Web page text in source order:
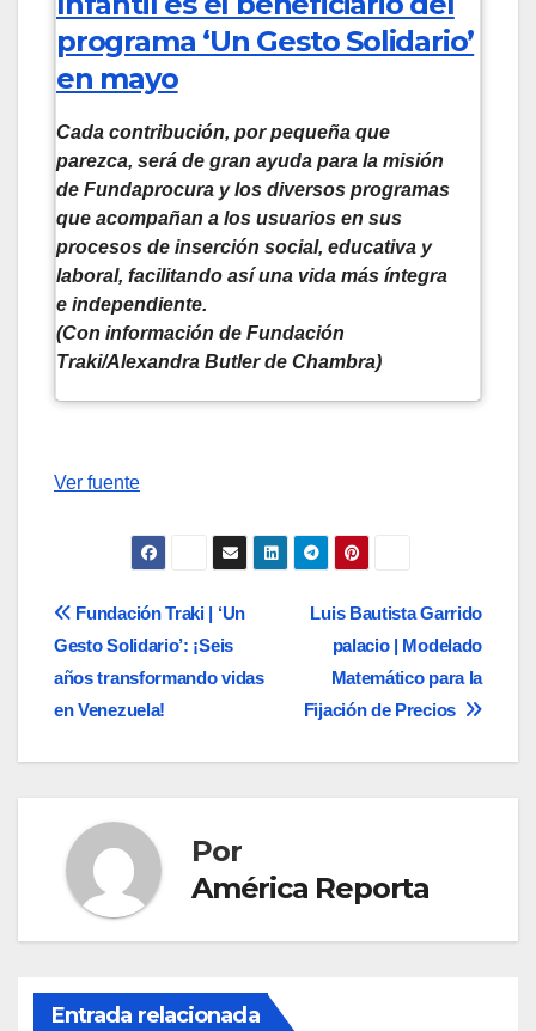
programa ‘Un Gesto Solidario’
en mayo
Cada contribución, por pequeña que
parezca, será de gran ayuda para la misión
de Fundaprocura y los diversos programas
que acompañan a los usuarios en sus
procesos de inserción social, educativa y
laboral, facilitando así una vida más íntegra
e independiente.
(Con información de Fundación
Traki/Alexandra Butler de Chambra)
Navegación
Ver fuente
Navegación
de
entradas
Luis Bautista Garrido
palacio | Modelado
Matemático para la
Fijación de Precios
Fundación Traki | ‘Un
Gesto Solidario’: ¡Seis
años transformando vidas
en Venezuela!
Por
América Reporta
Entrada relacionada